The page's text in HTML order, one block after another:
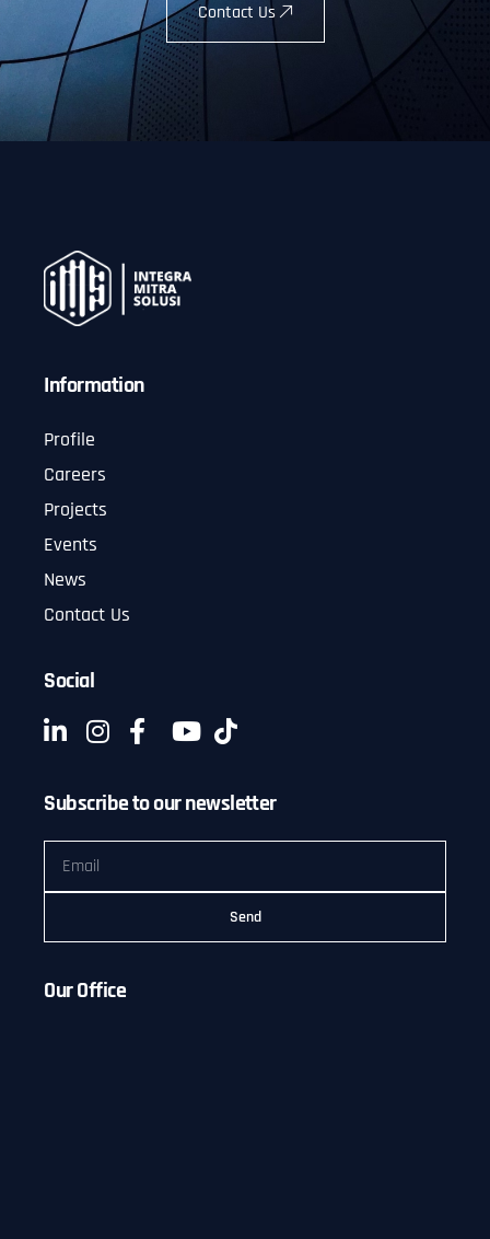
Contact Us
Information
Profile
Careers
Projects
Events
News
Contact Us
Social
Subscribe to our newsletter
Send
Our Office